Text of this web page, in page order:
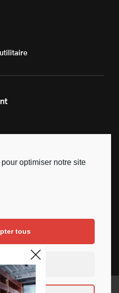
optimiser notre site
tous
accepter
utilitaire
Instagram
Linkedin
Youtube